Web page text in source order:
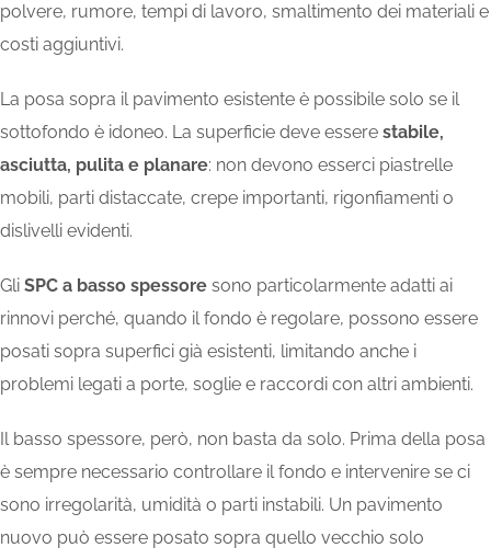
polvere, rumore, tempi di lavoro, smaltimento dei materiali e
costi aggiuntivi.
La posa sopra il pavimento esistente è possibile solo se il
sottofondo è idoneo. La superficie deve essere stabile,
asciutta, pulita e planare: non devono esserci piastrelle
mobili, parti distaccate, crepe importanti, rigonfiamenti o
dislivelli evidenti.
Gli SPC a basso spessore sono particolarmente adatti ai
rinnovi perché, quando il fondo è regolare, possono essere
posati sopra superfici già esistenti, limitando anche i
problemi legati a porte, soglie e raccordi con altri ambienti.
Il basso spessore, però, non basta da solo. Prima della posa
è sempre necessario controllare il fondo e intervenire se ci
sono irregolarità, umidità o parti instabili. Un pavimento
nuovo può essere posato sopra quello vecchio solo